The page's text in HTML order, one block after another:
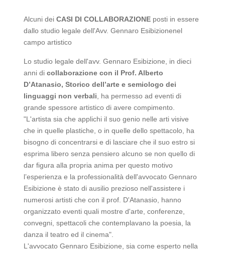
Alcuni dei CASI DI COLLABORAZIONEposti in essere
dallo studio legale dell'Avv. Gennaro Esibizionenel
campo artistico
Lo studio legale dell'avv. Gennaro Esibizione, in dieci
anni di collaborazione con il Prof. Alberto
D’Atanasio, Storico dell’arte e semiologo dei
linguaggi non verbali , ha permesso ad eventi di
grande spessore artistico di avere compimento.
"L'artista sia che applichi il suo genio nelle arti visive
che in quelle plastiche, o in quelle dello spettacolo, ha
bisogno di concentrarsi e di lasciare che il suo estro si
esprima libero senza pensiero alcuno se non quello di
dar figura alla propria anima per questo motivo
l’esperienza e la professionalità dell'avvocato Gennaro
Esibizione è stato di ausilio prezioso nell'assistere i
numerosi artisti che con il prof. D'Atanasio, hanno
organizzato eventi quali mostre d'arte, conferenze,
convegni, spettacoli che contemplavano la poesia, la
danza il teatro ed il cinema".
L'avvocato Gennaro Esibizione, sia come esperto nella